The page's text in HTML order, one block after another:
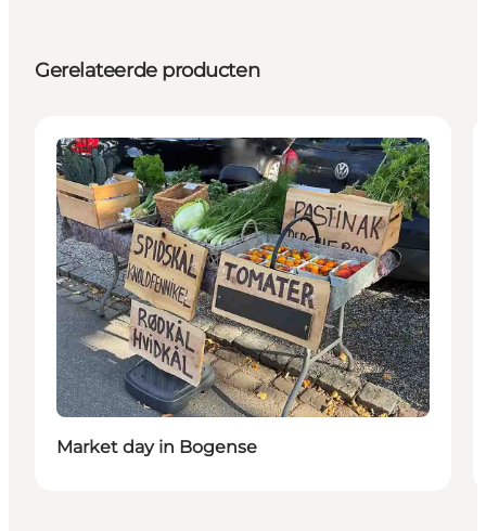
Gerelateerde producten
Events
Market day in Bogense